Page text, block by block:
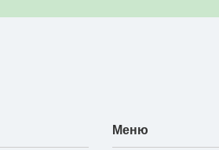
Меню